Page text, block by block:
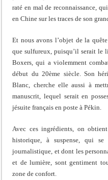
raté en mal de reconnaissance,
en Chine sur les traces de son
Et nous avons l’objet de la
que sulfureux, puisqu’il serait le
Boxers, qui a violemment
début du 20ème siècle. Son
Blanc, cherche elle aussi à
manuscrit, lequel serait en
jésuite français en poste à Pékin.
Avec ces ingrédients, on
historique, à suspense, qui
journalistique, et dont les
et de lumière, sont gentiment
zone de confort.